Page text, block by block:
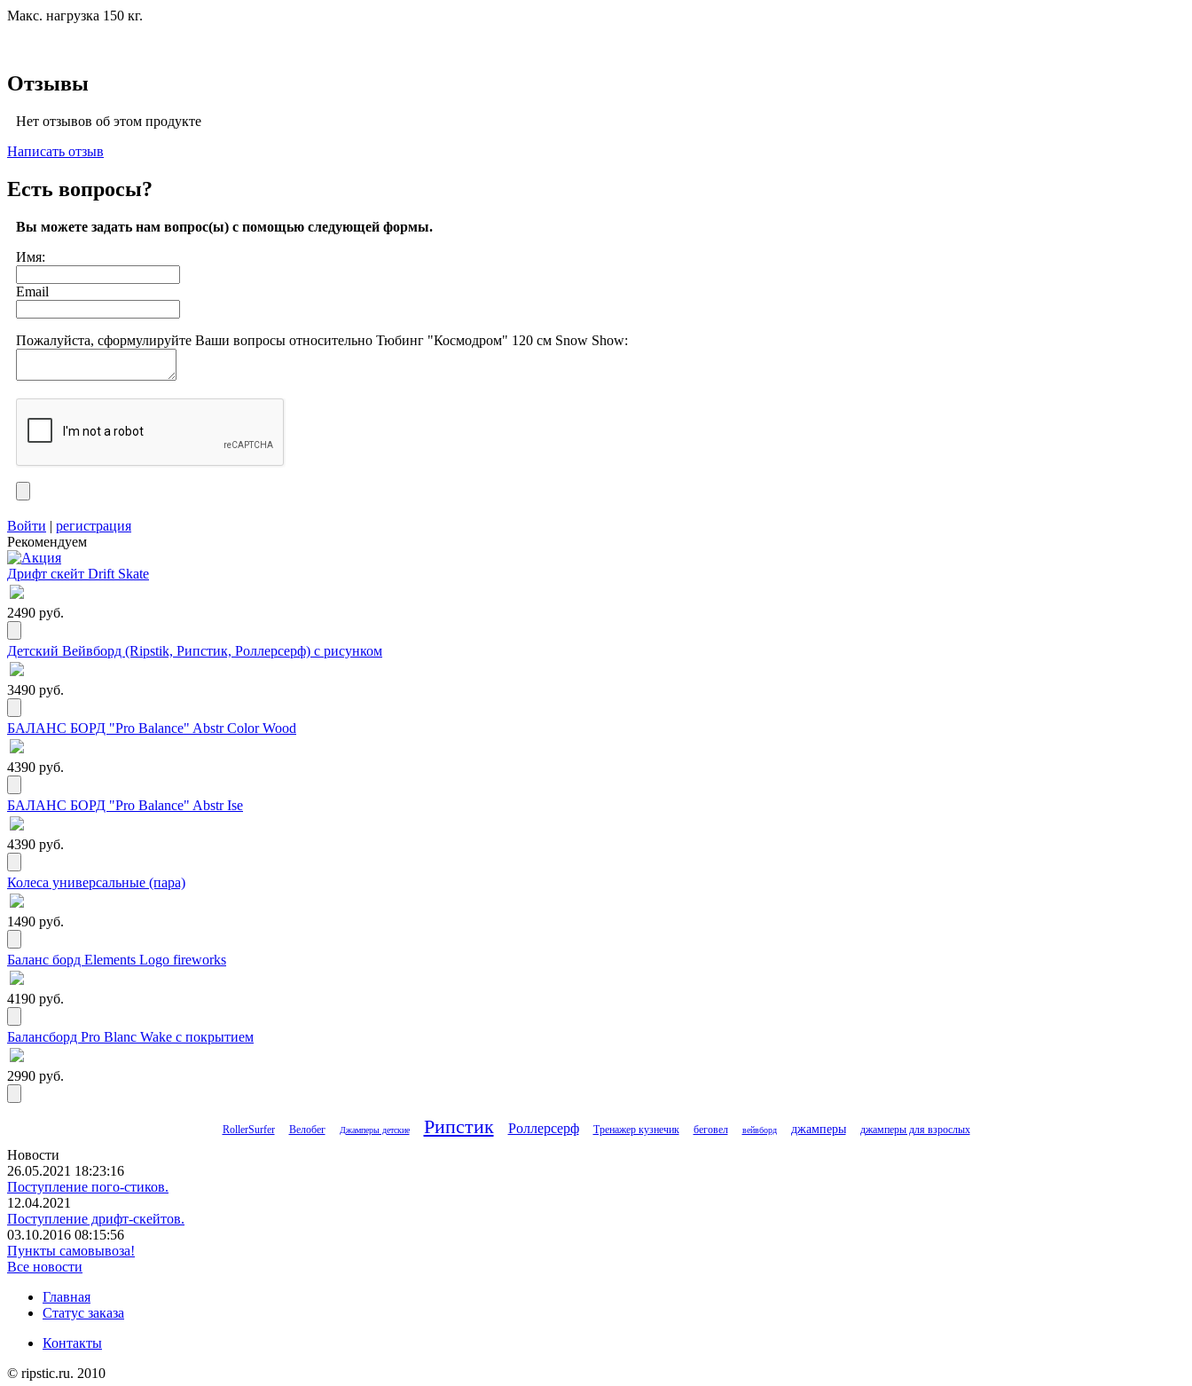
Макс. нагрузка 150 кг.
Отзывы
Нет отзывов об этом продукте
Написать отзыв
Есть вопросы?
Вы можете задать нам вопрос(ы) с помощью следующей формы.
Имя:
Email
Пожалуйста, сформулируйте Ваши вопросы относительно Тюбинг "Космодром" 120 см Snow Show:
Войти | регистрация
Рекомендуем
Дрифт скейт Drift Skate
2490 руб.
Детский Вейвборд (Ripstik, Рипстик, Роллерсерф) с рисунком
3490 руб.
БАЛАНС БОРД "Pro Balance" Abstr Color Wood
4390 руб.
БАЛАНС БОРД "Pro Balance" Abstr Ise
4390 руб.
Колеса универсальные (пара)
1490 руб.
Баланс борд Elements Logo fireworks
4190 руб.
Балансборд Pro Blanc Wake с покрытием
2990 руб.
RollerSurfer Велобег Джамперы детские Рипстик Роллерсерф Тренажер кузнечик беговел вейвборд джамперы джамперы для взрослых
Новости
26.05.2021 18:23:16
Поступление пого-стиков.
12.04.2021
Поступление дрифт-скейтов.
03.10.2016 08:15:56
Пункты самовывоза!
Все новости
Главная
Статус заказа
Контакты
© ripstic.ru. 2010